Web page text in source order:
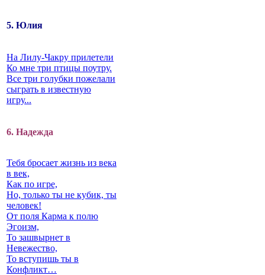
5. Юлия
На Лилу-Чакру прилетели
Ко мне три птицы поутру.
Все три голубки пожелали
сыграть в известную
игру...
6. Надежда
Тебя бросает жизнь из века
в век,
Как по игре,
Но, только ты не кубик, ты
человек!
От поля Карма к полю
Эгоизм,
То зашвырнет в
Невежество,
То вступишь ты в
Конфликт…